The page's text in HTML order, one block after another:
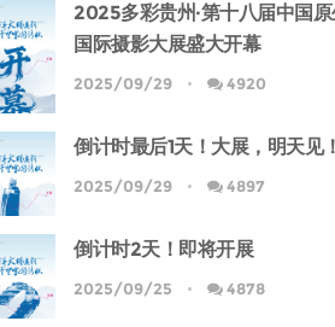
2025多彩贵州·第十八届中国
国际摄影大展盛大开幕
2025/09/29 4920
倒计时最后1天！大展，明天见！
2025/09/29 4897
倒计时2天！即将开展
2025/09/25 4878